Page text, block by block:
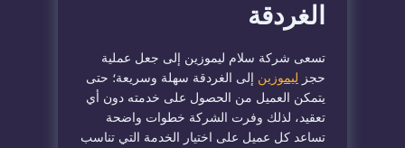
الغردقة
تسعى شركة سلام ليموزين إلى جعل عملية
حجز ليموزين إلى الغردقة سهلة وسريعة؛ حتى
يتمكن العميل من الحصول على خدمته دون أي
تعقيد، لذلك وفرت الشركة خطوات واضحة
تساعد كل عميل على اختيار الخدمة التي تناسب